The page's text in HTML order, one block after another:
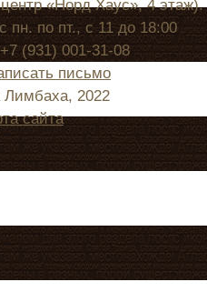
«Норд Хаус», 4 этаж).
пн. по пт., с 11 до 18:00
(931) 001-31-08
письмо
Лимбаха, 2022
сайта